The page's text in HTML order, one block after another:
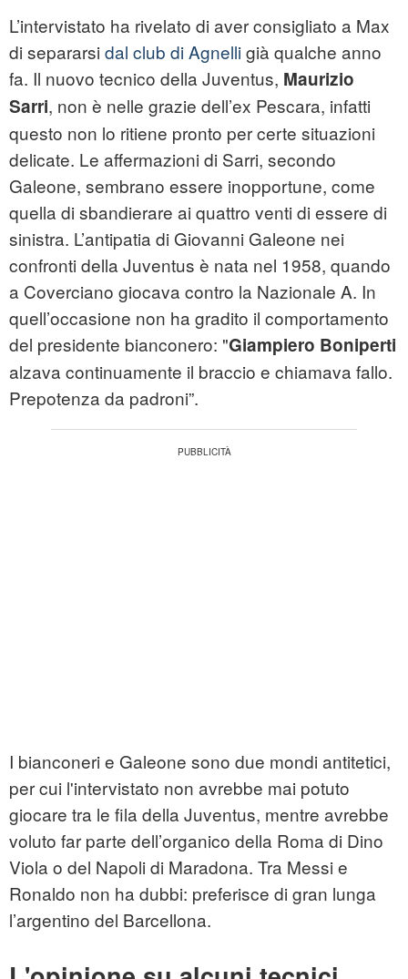
L’intervistato ha rivelato di aver consigliato a Max
di separarsi dal club di Agnelligià qualche anno
fa. Il nuovo tecnico della Juventus, Maurizio
Sarri, non è nelle grazie dell’ex Pescara, infatti
questo non lo ritiene pronto per certe situazioni
delicate. Le affermazioni di Sarri, secondo
Galeone, sembrano essere inopportune, come
quella di sbandierare ai quattro venti di essere di
sinistra. L’antipatia di Giovanni Galeone nei
confronti della Juventus è nata nel 1958, quando
a Coverciano giocava contro la Nazionale A. In
quell’occasione non ha gradito il comportamento
del presidente bianconero: "Giampiero Boniperti
alzava continuamente il braccio e chiamava fallo.
Prepotenza da padroni”.
I bianconeri e Galeone sono due mondi antitetici,
per cui l'intervistato non avrebbe mai potuto
giocare tra le fila della Juventus, mentre avrebbe
voluto far parte dell’organico della Roma di Dino
Viola o del Napoli di Maradona. Tra Messi e
Ronaldo non ha dubbi: preferisce di gran lunga
l’argentino del Barcellona.